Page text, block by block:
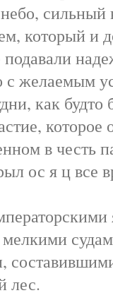
сильный
который и
с желаемым
как будто
в честь
ос я ц все
лес.